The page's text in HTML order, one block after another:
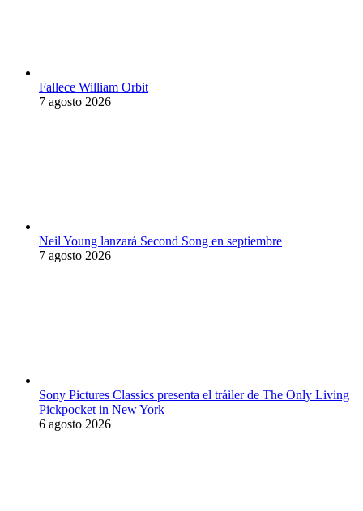
Fallece William Orbit
7 agosto 2026
Neil Young lanzará Second Song en septiembre
7 agosto 2026
Sony Pictures Classics presenta el tráiler de The Only Living
Pickpocket in New York
6 agosto 2026